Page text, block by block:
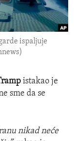
ispaljuje
istakao je
sme da se
nikad neće